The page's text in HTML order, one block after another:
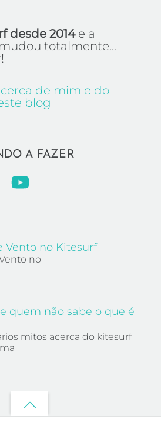
desde 2014e a
totalmente...
de mim e do
blog
A FAZER
Vento no Kitesurf
no
quem não sabe o que é
mitos acerca do kitesurf
Back